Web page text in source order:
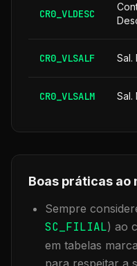
CR0_VLDESC
CR0_VLSALF Sal.
CR0_VLSALM Sal.
Boas práticas ao
Sempre
SC_FILIAL) ao
em tabelas
para respeitar a